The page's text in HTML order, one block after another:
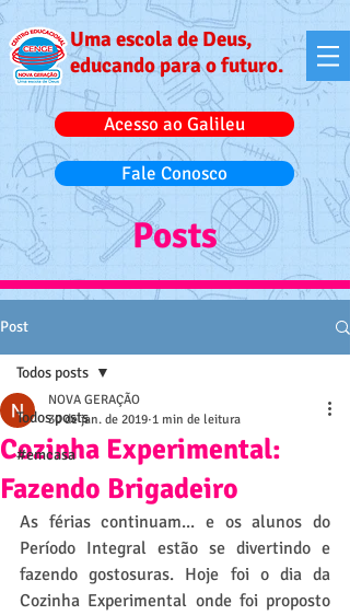
Uma escola de Deus,
educando para o futuro.
Acesso ao Galileu
Fale Conosco
Posts
Post
Todos posts
#emcasa
Todos posts
Cozinha Experimental:
Fazendo Brigadeiro
NOVA GERAÇÃO
30 de jan. de 2019 1 min de leitura
As férias continuam... e os alunos do
Período Integral estão se divertindo e
fazendo gostosuras. Hoje foi o dia da
Cozinha Experimental onde foi proposto